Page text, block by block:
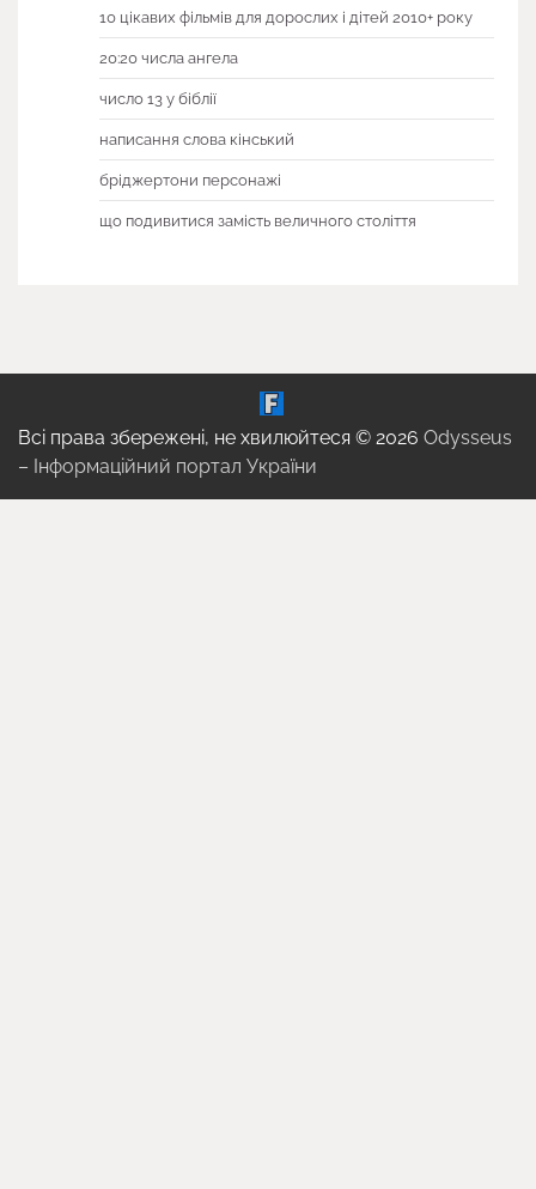
10 цікавих фільмів для дорослих і дітей 2010+ року
20:20 числа ангела
число 13 у біблії
написання слова кінський
бріджертони персонажі
що подивитися замість величного століття
Всі права збережені, не хвилюйтеся © 2026 Odysseus
– Інформаційний портал України